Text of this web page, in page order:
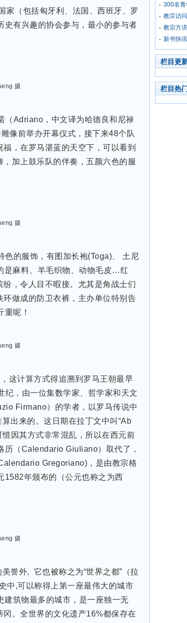
家（包括匈牙利、法国、西班牙、罗
有兴趣的协会参与，最小的参与者
摄
（Adriano，中文译为哈德良和尼禄
像前举办开幕仪式，接下来48个队
，在罗马湛蓝的天空下，可以看到
加上鼓乐队的伴奏，五颜六色的服
摄
色的服饰，有图加长袍(Toga)、 土尼
是麻料、羊毛织物、动物毛皮…红
，令人目不暇接。尤其是角战士们
做成的防卫衣裤，主办单位特别告
呢！
摄
这计算方式得追溯到罗马王朝最早
纪，由一位集数学家、哲学家和天文
Firmano）的学者，以罗马传说中
出来的。这日期在拉丁文中叫“Ab
惜因其方式非常混乱，所以在西元前
历（Calendario Giuliano）取代了，
Gregoriano)，是由教宗格
1582年颁布的（公元也称之为西
摄
誉外, 它也被称之为“世界之都”（拉
中,可以称得上第一座最伟大的城市
建筑物最多的城市，是一座独一无
。全世界的文化遗产16%都保存在
300名青
教宗访
教宗方
新书快
栏目更
栏目热